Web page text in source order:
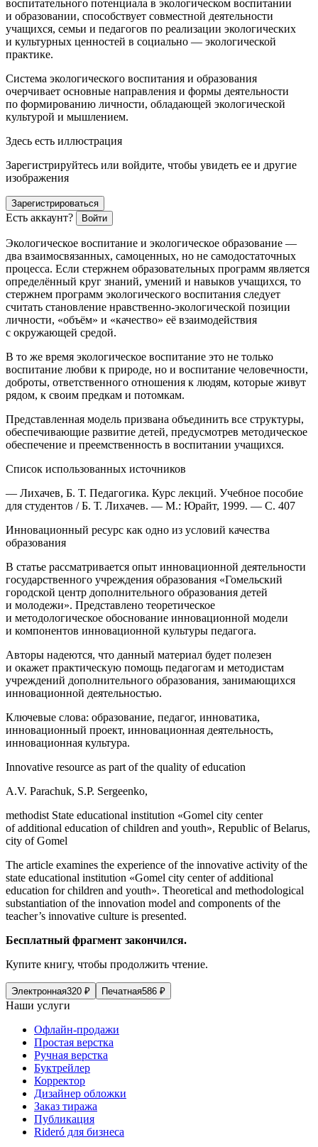
воспитательного потенциала в экологическом воспитании
и образовании, способствует совместной деятельности
учащихся, семьи и педагогов по реализации экологических
и культурных ценностей в социально — экологической
практике.
Система экологического воспитания и образования
очерчивает основные направления и формы деятельности
по формированию личности, обладающей экологической
культурой и мышлением.
Здесь есть иллюстрация
Зарегистрируйтесь или войдите, чтобы увидеть ее и другие
изображения
Зарегистрироваться
Есть аккаунт? Войти
Экологическое воспитание и экологическое образование —
два взаимосвязанных, самоценных, но не самодостаточных
процесса. Если стержнем образовательных программ является
определённый круг знаний, умений и навыков учащихся, то
стержнем программ экологического воспитания следует
считать становление нравственно-экологической позиции
личности, «объём» и «качество» её взаимодействия
с окружающей средой.
В то же время экологическое воспитание это не только
воспитание любви к природе, но и воспитание человечности,
доброты, ответственного отношения к людям, которые живут
рядом, к своим предкам и потомкам.
Представленная модель призвана объединить все структуры,
обеспечивающие развитие детей, предусмотрев методическое
обеспечение и преемственность в воспитании учащихся.
Список использованных источников
— Лихачев, Б. Т. Педагогика. Курс лекций. Учебное пособие
для студентов / Б. Т. Лихачев. — М.: Юрайт, 1999. — С. 407
Инновационный ресурс как одно из условий качества
образования
В статье рассматривается опыт инновационной деятельности
государственного учреждения образования «Гомельский
городской центр дополнительного образования детей
и молодежи». Представлено теоретическое
и методологическое обоснование инновационной модели
и компонентов инновационной культуры педагога.
Авторы надеются, что данный материал будет полезен
и окажет практическую помощь педагогам и методистам
учреждений дополнительного образования, занимающихся
инновационной деятельностью.
Ключевые слова: образование, педагог, инноватика,
инновационный проект, инновационная деятельность,
инновационная культура.
Innovative resource as part of the quality of education
A.V. Parachuk, S.P. Sergeenko,
methodist State educational institution «Gomel city center
of additional education of children and youth», Republic of Belarus,
city of Gomel
The article examines the experience of the innovative activity of the
state educational institution «Gomel city center of additional
education for children and youth». Theoretical and methodological
substantiation of the innovation model and components of the
teacher’s innovative culture is presented.
Бесплатный фрагмент закончился.
Купите книгу, чтобы продолжить чтение.
Электронная320 ₽ Печатная586 ₽
Наши услуги
Офлайн-продажи
Простая верстка
Ручная верстка
Буктрейлер
Корректор
Дизайнер обложки
Заказ тиража
Публикация
Rideró для бизнеса